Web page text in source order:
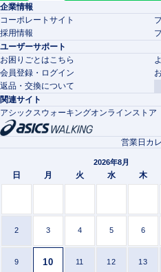
企業情報
コーポレートサイト
採用情報
ユーザーサポート
お困りごとはこちら
会員登録・ログイン
返品・交換について
関連サイト
アシックスウォーキングオンラインストア
営業日カ
2026年8月
日 月 火 水 木
2 3 4 5 6
9 10 11 12 13